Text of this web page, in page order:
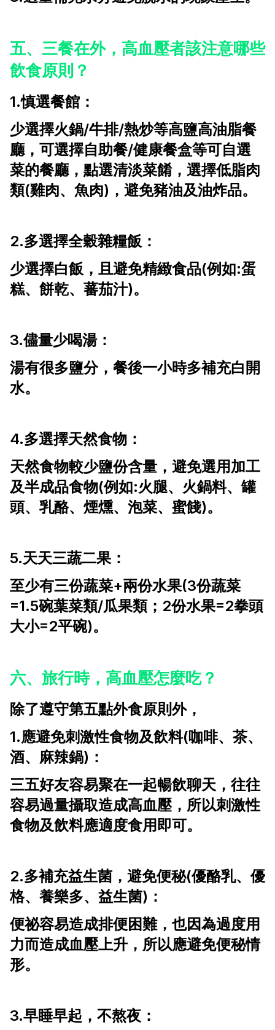
五、三餐在外，高血壓者該注意哪些
飲食原則？
1.慎選餐館：
少選擇火鍋/牛排/熱炒等高鹽高油脂餐
廳，可選擇自助餐/健康餐盒等可自選
菜的餐廳，點選清淡菜餚，選擇低脂肉
類(雞肉、魚肉)，避免豬油及油炸品。
2.多選擇全穀雜糧飯：
少選擇白飯，且避免精緻食品(例如:蛋
糕、餅乾、蕃茄汁)。
3.儘量少喝湯：
湯有很多鹽分，餐後一小時多補充白開
水。
4.多選擇天然食物：
天然食物較少鹽份含量，避免選用加工
及半成品食物(例如:火腿、火鍋料、罐
頭、乳酪、煙燻、泡菜、蜜餞)。
5.天天三蔬二果：
至少有三份蔬菜+兩份水果(3份蔬菜
=1.5碗葉菜類/瓜果類；2份水果=2拳頭
大小=2平碗)。
六、旅行時，高血壓怎麼吃？
除了遵守第五點外食原則外，
1.應避免刺激性食物及飲料(咖啡、茶、
酒、麻辣鍋)：
三五好友容易聚在一起暢飲聊天，往往
容易過量攝取造成高血壓，所以刺激性
食物及飲料應適度食用即可。
2.多補充益生菌，避免便秘(優酪乳、優
格、養樂多、益生菌)：
便祕容易造成排便困難，也因為過度用
力而造成血壓上升，所以應避免便秘情
形。
3.早睡早起，不熬夜：